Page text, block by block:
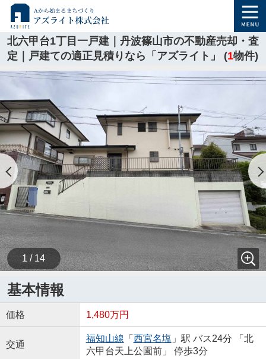
北六甲台1丁目一戸建｜丹波篠山市の不動産売却・査
定｜戸建ての適正見積りなら「アズライト」 (1物件)
1 / 14
基本情報
価格 1,480万円
交通
福知山線 「 西宮名塩 」駅 バス24分 「北
六甲台天上公園前」 停歩3分